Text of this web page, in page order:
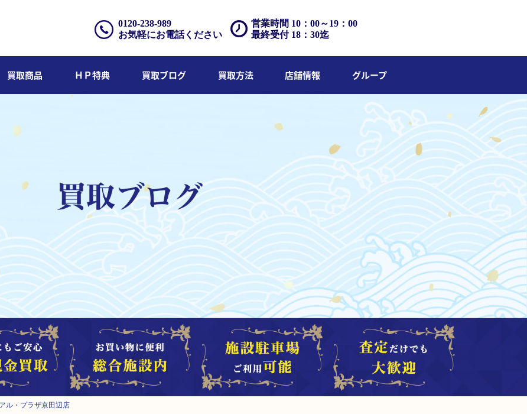
営業時間 10：00～19：00
最終受付 18：30迄
0120-238-989
お気軽にお電話ください
買取商品 ＨＰ特典 買取ブログ 買取方法 店舗情報 グループ
ル・プラザ京田辺店